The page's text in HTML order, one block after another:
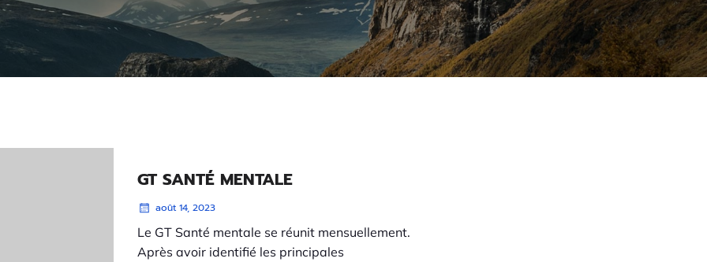
GT SANTÉ MENTALE
août 14, 2023
Le GT Santé mentale se réunit mensuellement.
Après avoir identifié les principales